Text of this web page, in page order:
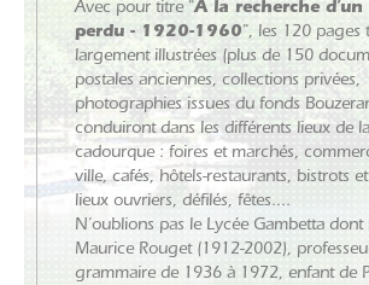
Avec pour titre "A la recherche d’un
perdu - 1920-1960 ", les 120 pages
largement illustrées (plus de 150
postales anciennes, collections privées,
photographies issues du fonds
conduiront dans les différents lieux de
cadourque : foires et marchés,
ville, cafés, hôtels-restaurants, bistrots
lieux ouvriers, défilés, fêtes....
N’oublions pas le Lycée Gambetta
Maurice Rouget (1912-2002),
grammaire de 1936 à 1972, enfant de